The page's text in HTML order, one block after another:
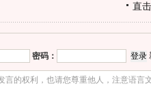
直
密码：